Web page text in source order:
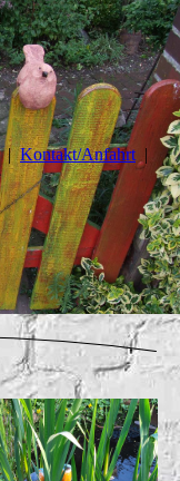
Kontakt/Anfahrt